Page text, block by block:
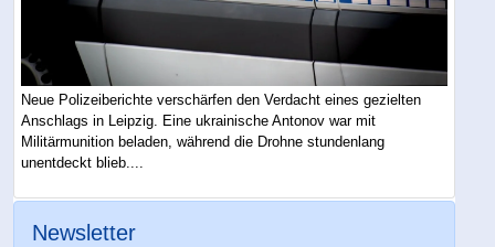
Neue Polizeiberichte verschärfen den Verdacht eines gezielten
Anschlags in Leipzig. Eine ukrainische Antonov war mit
Militärmunition beladen, während die Drohne stundenlang
unentdeckt blieb....
Newsletter